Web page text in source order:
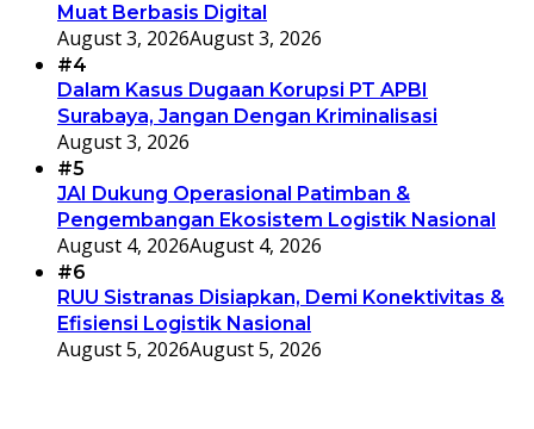
Muat Berbasis Digital
August 3, 2026August 3, 2026
#4
Dalam Kasus Dugaan Korupsi PT APBI
Surabaya, Jangan Dengan Kriminalisasi
August 3, 2026
#5
JAI Dukung Operasional Patimban &
Pengembangan Ekosistem Logistik Nasional
August 4, 2026August 4, 2026
#6
RUU Sistranas Disiapkan, Demi Konektivitas &
Efisiensi Logistik Nasional
August 5, 2026August 5, 2026